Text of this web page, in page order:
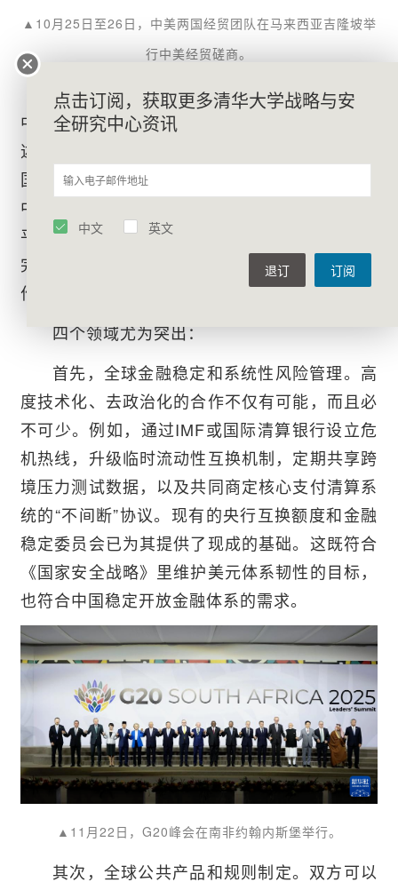
▲10月25日至26日，中美两国经贸团队在马来西亚吉隆坡举
行中美经贸磋商。
关键是，尽管2025年《国家安全战略》将
中国视为美国的竞争对手，并反复将中美关系描
述为“经济战场”，但它并没有使用“修正主义大
国”这一抽象标签。更重要的是，它明确呼吁与
中国建立“互利的经济关系”和“聚焦非敏感领域的
平衡贸易”。这种务实的特朗普时代措辞表明，
完全脱钩并非最终预期目标，并为合作留下了操
作空间。
四个领域尤为突出：
首先，全球金融稳定和系统性风险管理。高
度技术化、去政治化的合作不仅有可能，而且必
不可少。例如，通过IMF或国际清算银行设立危
机热线，升级临时流动性互换机制，定期共享跨
境压力测试数据，以及共同商定核心支付清算系
统的“不间断”协议。现有的央行互换额度和金融
稳定委员会已为其提供了现成的基础。这既符合
《国家安全战略》里维护美元体系韧性的目标，
也符合中国稳定开放金融体系的需求。
▲11月22日，G20峰会在南非约翰内斯堡举行。
其次，全球公共产品和规则制定。双方可以
点击订阅，获取更多清华大学战略与安
全研究中心资讯
中文 英文
订阅
退订